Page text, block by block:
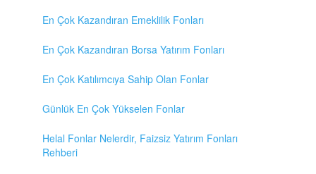
En Çok Kazandıran Emeklilik Fonları
En Çok Kazandıran Borsa Yatırım Fonları
En Çok Katılımcıya Sahip Olan Fonlar
Günlük En Çok Yükselen Fonlar
Helal Fonlar Nelerdir, Faizsiz Yatırım Fonları
Rehberi